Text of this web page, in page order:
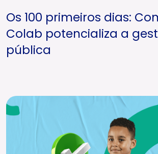
Os 100 primeiros dias:
Colab potencializa a
pública